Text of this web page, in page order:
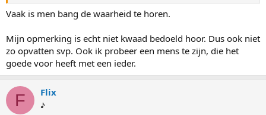
Vaak is men bang de waarheid te horen.
Mijn opmerking is echt niet kwaad bedoeld hoor. Dus ook niet
zo opvatten svp. Ook ik probeer een mens te zijn, die het
goede voor heeft met een ieder.
F Flix
♪